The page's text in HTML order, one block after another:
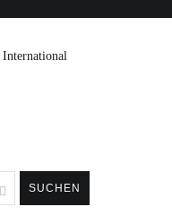
International